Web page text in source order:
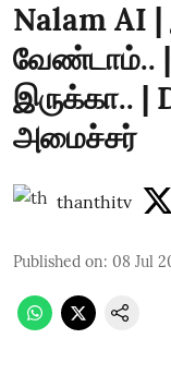
Nalam AI |
வேண்டாம்..
இருக்கா..
அமைச்சர்
thanthitv
Published on: 08 Jul